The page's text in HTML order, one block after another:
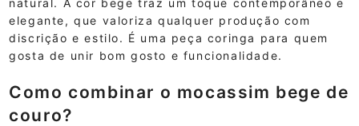
natural. A cor bege traz um toque contemporâneo e
elegante, que valoriza qualquer produção com
discrição e estilo. É uma peça coringa para quem
gosta de unir bom gosto e funcionalidade.
Como combinar o mocassim bege de
couro?